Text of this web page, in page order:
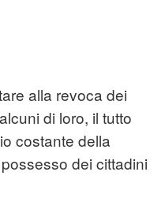
alla revoca dei
di loro, il tutto
costante della
dei cittadini